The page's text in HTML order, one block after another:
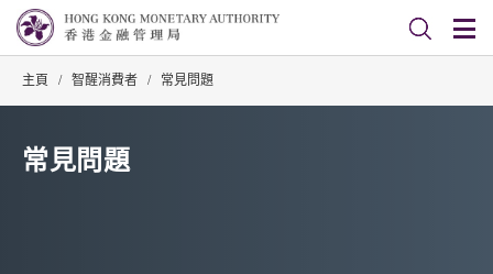
主頁 / 智醒消費者 / 常見問題
常見問題